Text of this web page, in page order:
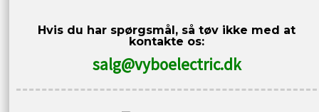
Hvis du har spørgsmål, så tøv ikke med at
kontakte os:
salg@vyboelectric.dk